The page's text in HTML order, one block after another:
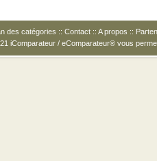
des catégories :: Contact :: A propos ::
iComparateur / eComparateur® vous